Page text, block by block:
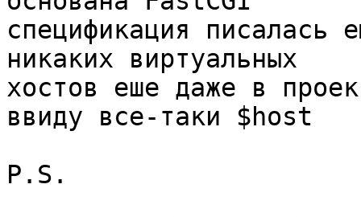
спецификация
никаких виртуальных
хостов еше даже в
ввиду все-таки $host
P.S.